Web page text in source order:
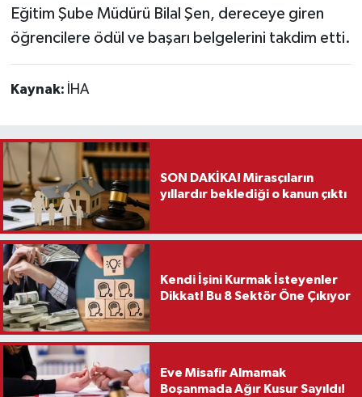
Eğitim Şube Müdürü Bilal Şen, dereceye giren
öğrencilere ödül ve başarı belgelerini takdim etti.
Kaynak: İHA
SON DAKİKA! Mirasçıların
yıllardır beklediği o kanun çıktı
Kendi İşini Kurmak İsteyenler
Dikkat! Bu 8 Sektör Öne Çıkıyor
Eve Misafir Almamak
Boşanmada Ağır Kusur Sayıldı!
Vefat Haberleri
Yaşam